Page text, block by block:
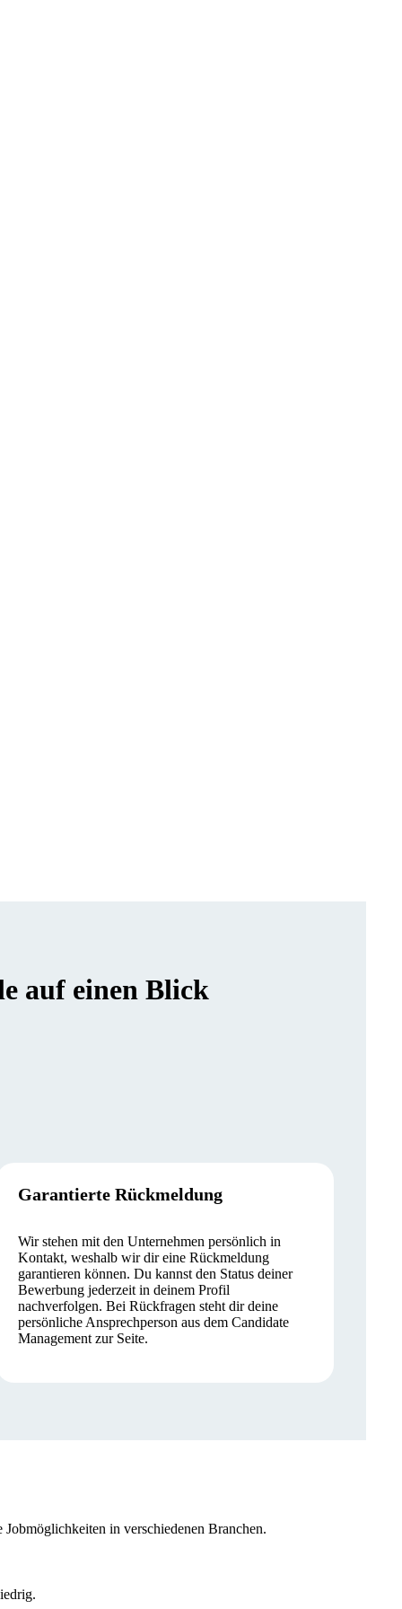
auf einen Blick
Garantierte Rückmeldung
Wir stehen mit den Unternehmen persönlich in
Kontakt, weshalb wir dir eine Rückmeldung
garantieren können. Du kannst den Status deiner
Bewerbung jederzeit in deinem Profil
nachverfolgen. Bei Rückfragen steht dir deine
persönliche Ansprechperson aus dem Candidate
Management zur Seite.
in verschiedenen Branchen.